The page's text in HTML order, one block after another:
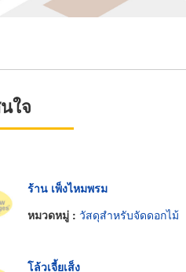
ใจ
ร้าน เพ็งไหมพรม
หมวดหมู่ : วัสดุสำหรับจัดดอกไม้
โล้วเจี้ยเส็ง